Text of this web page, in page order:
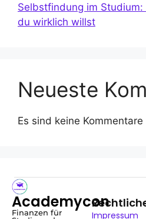
Selbstfindung im
du wirklich willst
Neueste
Es sind keine
Academycon
Finanzen für
Impressum